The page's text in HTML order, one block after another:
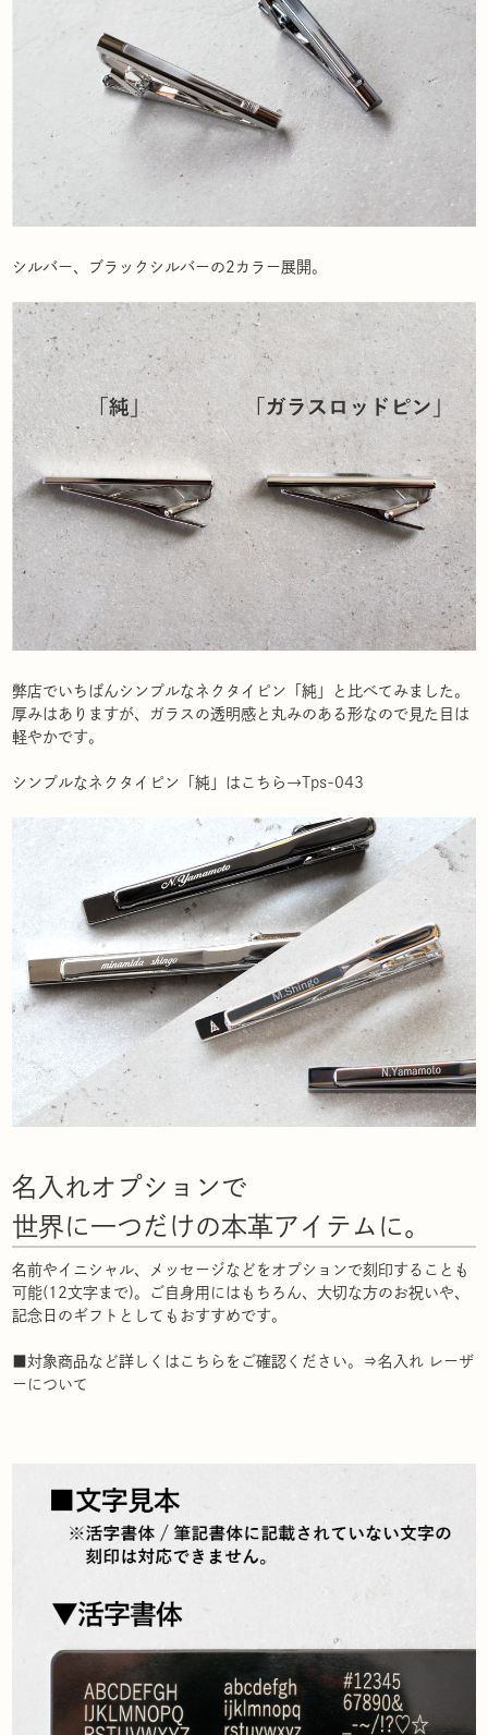
シルバー、ブラックシルバーの2カラー展開。
弊店でいちばんシンプルなネクタイピン「純」と比べてみました。
厚みはありますが、ガラスの透明感と丸みのある形なので見た目は
軽やかです。
シンプルなネクタイピン「純」はこちら→Tps-043
名入れオプションで
世界に一つだけの本革アイテムに。
名前やイニシャル、メッセージなどをオプションで刻印することも
可能(12文字まで)。ご自身用にはもちろん、大切な方のお祝いや、
記念日のギフトとしてもおすすめです。
■対象商品など詳しくはこちらをご確認ください。⇒名入れ レーザ
ーについて